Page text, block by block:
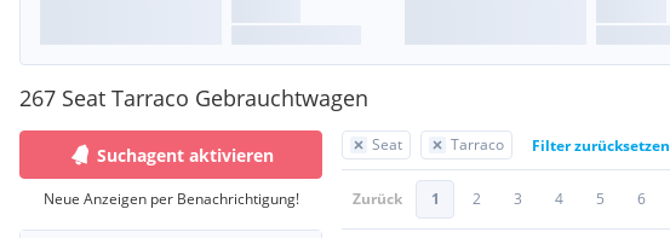
267 Seat Tarraco Gebrauchtwagen
Seat Tarraco Filter zurücksetzen
Zurück 1 2 3 4 5 6
Suchagent aktivieren
Neue Anzeigen per Benachrichtigung!